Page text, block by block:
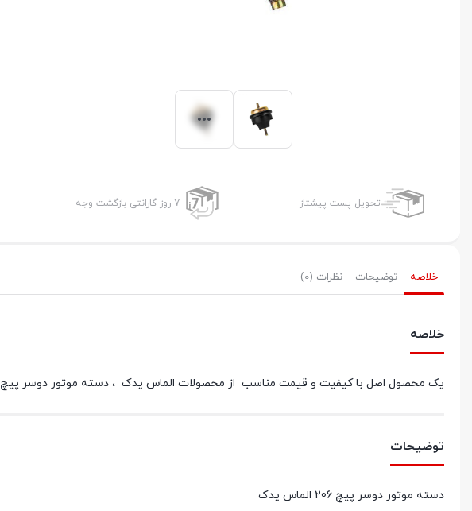
تحویل پست پیشتاز 7 روز گارانتی بازگشت وجه
خلاصه توضیحات نظرات (0)
خلاصه
یک محصول اصل با کیفیت و قیمت مناسب از محصولات الماس یدک ، دسته موتور دوسر پیچ 206 با ضمانت فروشگاه کالازارا
توضیحات
دسته موتور دوسر پیچ 206 الماس یدک